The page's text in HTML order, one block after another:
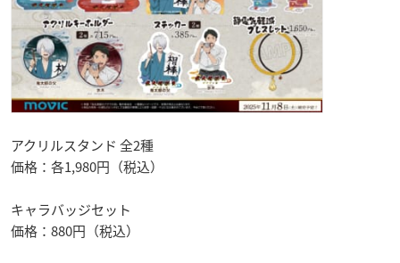
アクリルスタンド 全2種
価格：各1,980円（税込）
キャラバッジセット
価格：880円（税込）